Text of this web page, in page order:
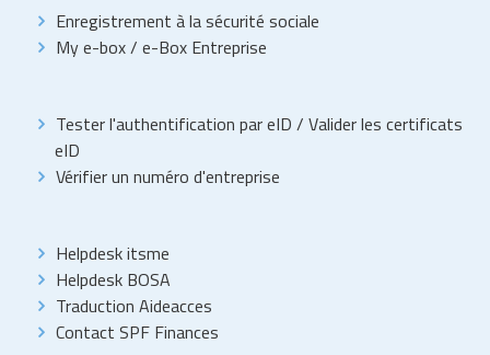
Enregistrement à la sécurité sociale
My e-box/ e-Box Entreprise
Tester l'authentification par eID / Valider les certificats
eID
Vérifier un numéro d'entreprise
Helpdesk itsme
Helpdesk BOSA
Traduction Aideacces
Contact SPF Finances